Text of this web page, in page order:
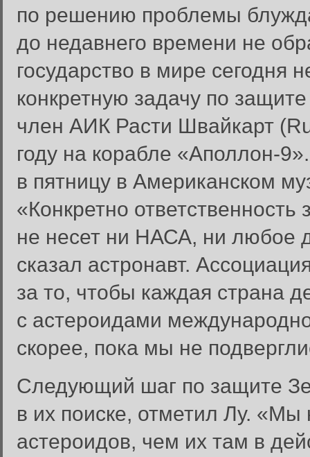
по решению проблемы
до недавнего времени не
государство в мире сегодня
конкретную задачу по
член АИК Расти Швайкарт
году на корабле «Аполлон-
в пятницу в Американском
«Конкретно
не несет ни НАСА, ни любое
сказал астронавт.
за то, чтобы каждая страна
с астероидами
скорее, пока мы не
Следующий шаг по защите
в их поиске, отметил Лу.
астероидов, чем их там в
Вход в систему